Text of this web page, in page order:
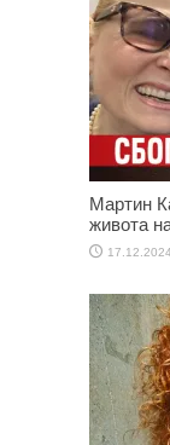
Мартин
живота
17.12.2024